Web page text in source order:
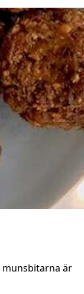
munsbitarna är